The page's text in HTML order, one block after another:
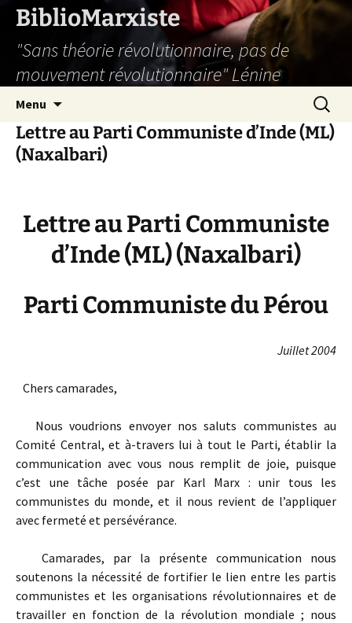
Aller
contenu
BiblioMarxiste
"Sans théorie révolutionnaire, pas de
mouvement révolutionnaire" Lénine
Menu
Lettre au Parti Communiste d’Inde (ML)
(Naxalbari)
Lettre au Parti Communiste
d’Inde (ML) (Naxalbari)
Parti Communiste du Pérou
Juillet 2004
Chers camarades,
Nous voudrions envoyer nos saluts communistes au
Comité Central, et à-travers lui à tout le Parti, établir la
communication avec vous nous remplit de joie, puisque
c’est une tâche posée par Karl Marx : unir tous les
communistes du monde, et il nous revient de l’appliquer
avec fermeté et persévérance.
Camarades, par la présente communication nous
soutenons la nécessité de fortifier le lien entre les partis
communistes et les organisations révolutionnaires et de
travailler en fonction de la révolution mondiale ; nous